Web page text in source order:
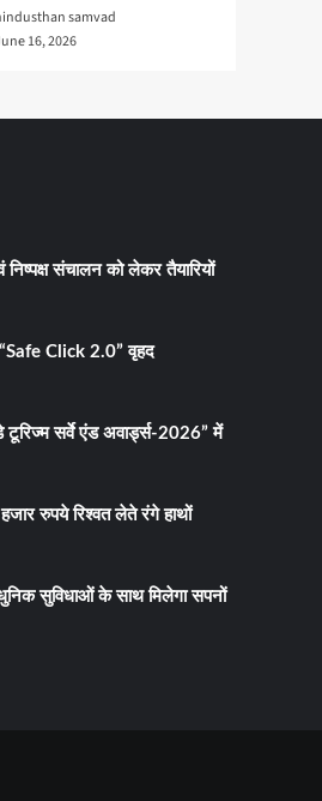
samvad
16, 2026
निष्पक्ष संचालन को लेकर तैयारियों
“Safe Click 2.0” वृहद
टूरिज्म सर्वे एंड अवार्ड्स-2026” में
रुपये रिश्वत लेते रंगे हाथों
सुविधाओं के साथ मिलेगा सपनों